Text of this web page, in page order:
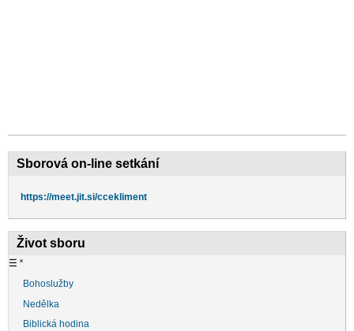
Sborová on-line setkání
https://meet.jit.si/ccekliment
Život sboru
☰ ˟
Bohoslužby
Nedělka
Biblická hodina